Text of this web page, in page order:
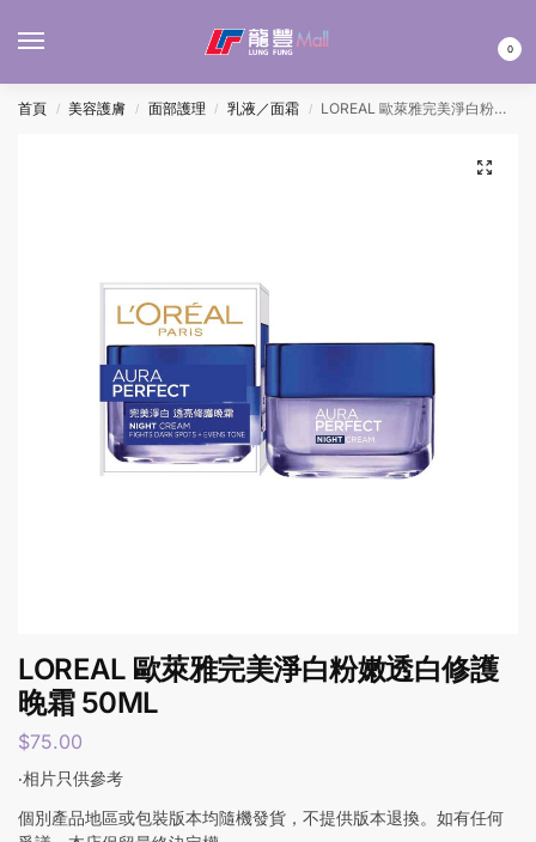
0
首頁 / 美容護膚 / 面部護理 / 乳液／面霜 / LOREAL 歐萊雅完美淨白粉嫩透白修護晚霜 50ML
LOREAL 歐萊雅完美淨白粉嫩透白修護
晚霜 50ML
$75.00
‧相片只供參考
個別產品地區或包裝版本均隨機發貨，不提供版本退換。如有任何